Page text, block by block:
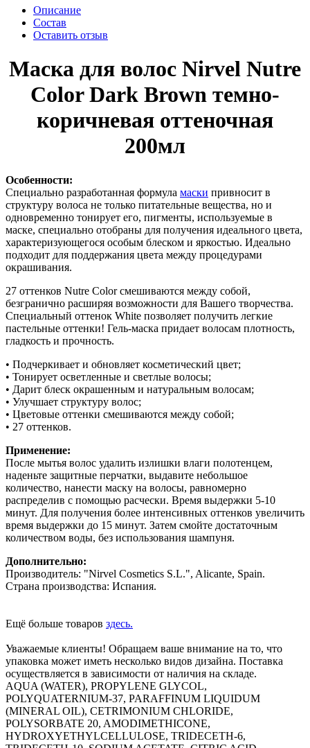
Описание
Состав
Оставить отзыв
Маска для волос Nirvel Nutre
Color Dark Brown темно-
коричневая оттеночная
200мл
Особенности:
Специально разработанная формула маски привносит в
структуру волоса не только питательные вещества, но и
одновременно тонирует его, пигменты, используемые в
маске, специально отобраны для получения идеального цвета,
характеризующегося особым блеском и яркостью. Идеально
подходит для поддержания цвета между процедурами
окрашивания.
27 оттенков Nutre Color смешиваются между собой,
безгранично расширяя возможности для Вашего творчества.
Специальный оттенок White позволяет получить легкие
пастельные оттенки! Гель-маска придает волосам плотность,
гладкость и прочность.
• Подчеркивает и обновляет косметический цвет;
• Тонирует осветленные и светлые волосы;
• Дарит блеск окрашенным и натуральным волосам;
• Улучшает структуру волос;
• Цветовые оттенки смешиваются между собой;
• 27 оттенков.
Применение:
После мытья волос удалить излишки влаги полотенцем,
наденьте защитные перчатки, выдавите небольшое
количество, нанести маску на волосы, равномерно
распределив с помощью расчески. Время выдержки 5-10
минут. Для получения более интенсивных оттенков увеличить
время выдержки до 15 минут. Затем смойте достаточным
количеством воды, без использования шампуня.
Дополнительно:
Производитель: "Nirvel Cosmetics S.L.", Alicante, Spain.
Страна производства: Испания.
Ещё больше товаров здесь.
Уважаемые клиенты! Обращаем ваше внимание на то, что
упаковка может иметь несколько видов дизайна. Поставка
осуществляется в зависимости от наличия на складе.
AQUA (WATER), PROPYLENE GLYCOL,
POLYQUATERNIUM-37, PARAFFINUM LIQUIDUM
(MINERAL OIL), CETRIMONIUM CHLORIDE,
POLYSORBATE 20, AMODIMETHICONE,
HYDROXYETHYLCELLULOSE, TRIDECETH-6,